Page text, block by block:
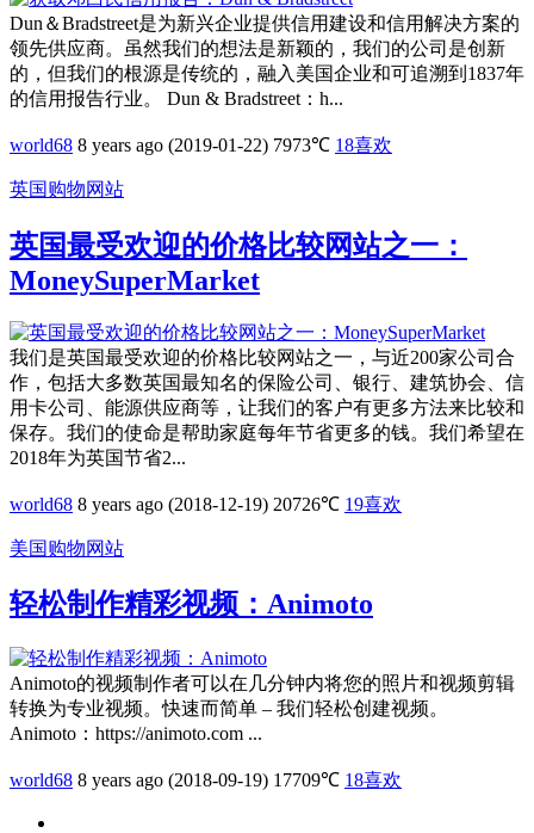
Dun＆Bradstreet是为新兴企业提供信用建设和信用解决方案的
领先供应商。虽然我们的想法是新颖的，我们的公司是创新
的，但我们的根源是传统的，融入美国企业和可追溯到1837年
的信用报告行业。 Dun & Bradstreet：h...
world68 8 years ago (2019-01-22) 7973℃ 18喜欢
英国购物网站
英国最受欢迎的价格比较网站之一：
MoneySuperMarket
我们是英国最受欢迎的价格比较网站之一，与近200家公司合
作，包括大多数英国最知名的保险公司、银行、建筑协会、信
用卡公司、能源供应商等，让我们的客户有更多方法来比较和
保存。我们的使命是帮助家庭每年节省更多的钱。我们希望在
2018年为英国节省2...
world68 8 years ago (2018-12-19) 20726℃ 19喜欢
美国购物网站
轻松制作精彩视频：Animoto
Animoto的视频制作者可以在几分钟内将您的照片和视频剪辑
转换为专业视频。快速而简单 – 我们轻松创建视频。
Animoto：https://animoto.com ...
world68 8 years ago (2018-09-19) 17709℃ 18喜欢